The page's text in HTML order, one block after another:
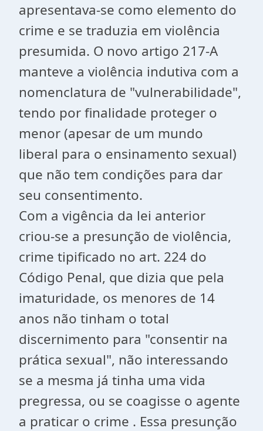
apresentava-se como elemento do
crime e se traduzia em violência
presumida. O novo artigo 217-A
manteve a violência indutiva com a
nomenclatura de "vulnerabilidade",
tendo por finalidade proteger o
menor (apesar de um mundo
liberal para o ensinamento sexual)
que não tem condições para dar
seu consentimento.
Com a vigência da lei anterior
criou-se a presunção de violência,
crime tipificado no art. 224 do
Código Penal, que dizia que pela
imaturidade, os menores de 14
anos não tinham o total
discernimento para "consentir na
prática sexual", não interessando
se a mesma já tinha uma vida
pregressa, ou se coagisse o agente
a praticar o crime . Essa presunção